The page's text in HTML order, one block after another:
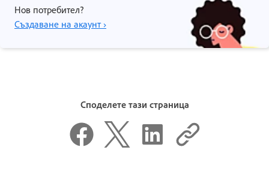
Нов потребител?
Създаване на акаунт ›
Споделете тази страница